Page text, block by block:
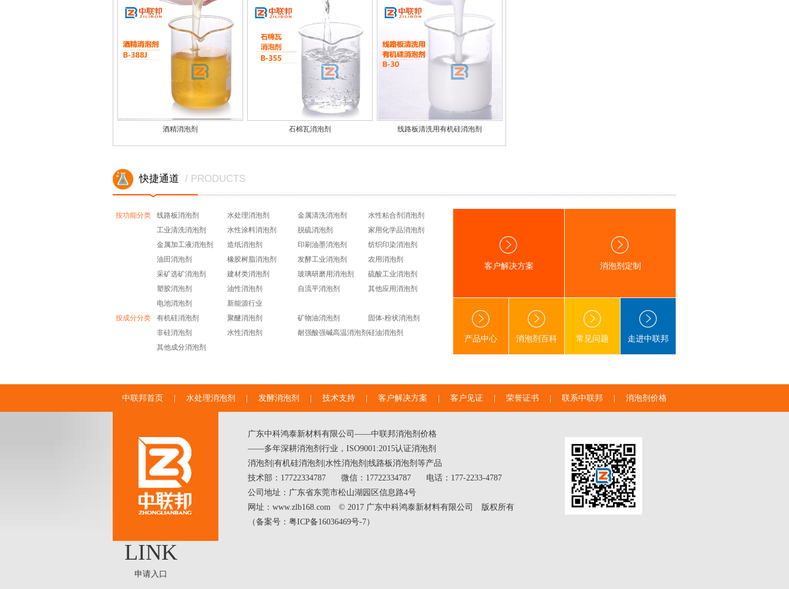
酒精消泡剂 石棉瓦消泡剂 线路板清洗用有机硅消泡剂
快捷通道 / PRODUCTS
按功能分类 线路板消泡剂 水处理消泡剂 金属清洗消泡剂
水性粘合剂消泡剂
工业清洗消泡剂
水性涂料消泡剂 脱硫消泡剂
家用化学品消泡剂
金属加工液消泡剂
造纸消泡剂 印刷油墨消泡剂
纺织印染消泡剂
油田消泡剂
橡胶树脂消泡剂 发酵工业消泡剂
农用消泡剂
采矿选矿消泡剂
建材类消泡剂 玻璃研磨用消泡剂
硫酸工业消泡剂
塑胶消泡剂
油性消泡剂 自流平消泡剂
其他应用消泡剂
电池消泡剂
新能源行业
按成分分类
有机硅消泡剂 聚醚消泡剂 矿物油消泡剂
固体-粉状消泡剂
非硅消泡剂
水性消泡剂 耐强酸强碱高温消泡剂 硅油消泡剂
其他成分消泡剂
客户解决方案 消泡剂定制
产品中心 消泡剂百科 常见问题 走进中联邦
中联邦首页 水处理消泡剂 发酵消泡剂 技术支持 客户解决方案 客户见证 荣誉证书 联系中联邦 消泡剂价格
广东中科鸿泰新材料有限公司——中联邦消泡剂价格
——多年深耕消泡剂行业，ISO9001:2015认证消泡剂
消泡剂 有机硅消泡剂 水性消泡剂 |线路板消泡剂等产品
技术部：17722334787
微信：17722334787
电话：177-2233-4787
公司地址：广东省东莞市松山湖园区信息路4号
网址：www.zlb168.com © 2017 广东中科鸿泰新材料有限公司 版权所有
（备案号： 粤ICP备16036469号-7）
LINK
申请入口